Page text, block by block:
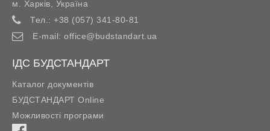
м. Харків
Україна
Тел.: +38 (057) 341-80-81
E-mail: office@budstandart.ua
ІДС БУДСТАНДАРТ
Каталог документів
БУДСТАНДАРТ Online
Можливості програми